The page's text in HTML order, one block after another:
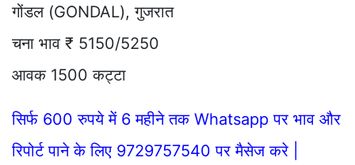
गोंडल (GONDAL), गुजरात
चना भाव ₹ 5150/5250
आवक 1500 कट्टा
सिर्फ 600 रुपये में 6 महीने तक Whatsapp पर भाव और
रिपोर्ट पाने के लिए 9729757540 पर मैसेज करे |